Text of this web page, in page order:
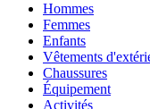
Hommes
Femmes
Enfants
Vêtements
Chaussures
Équipement
Activités